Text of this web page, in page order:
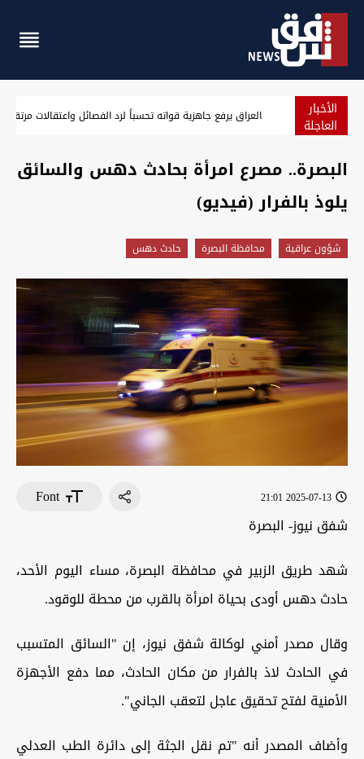
الأخبار
العاجلة الزيدي يوجه برفع الجاهزية الأمنية والاستعداد القتالي في
البصرة.. مصرع امرأة بحادث دهس والسائق
يلوذ بالفرار (فيديو)
شؤون عراقية محافظة البصرة حادث دهس
2025-07-13 21:01
Font
شفق نيوز- البصرة
شهد طريق الزبير في محافظة البصرة، مساء اليوم الأحد،
حادث دهس أودى بحياة امرأة بالقرب من محطة للوقود.
وقال مصدر أمني لوكالة شفق نيوز، إن "السائق المتسبب
في الحادث لاذ بالفرار من مكان الحادث، مما دفع الأجهزة
الأمنية لفتح تحقيق عاجل لتعقب الجاني".
وأضاف المصدر أنه "تم نقل الجثة إلى دائرة الطب العدلي